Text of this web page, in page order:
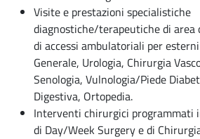
Visite e prestazioni specialistiche
diagnostiche/terapeutiche di area
di accessi ambulatoriali per
Generale, Urologia, Chirurgia
Senologia, Vulnologia/Piede
Digestiva, Ortopedia.
Interventi chirurgici programmati
di Day/Week Surgery e di